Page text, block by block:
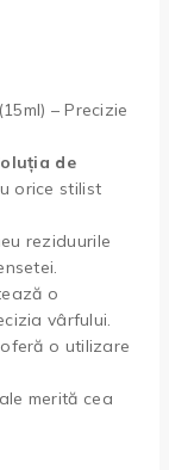
– Precizie
de
orice stilist
reziduurile
o
vârfului.
o utilizare
merită cea